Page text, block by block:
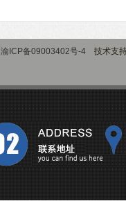
渝ICP备09003402号-4 技术支